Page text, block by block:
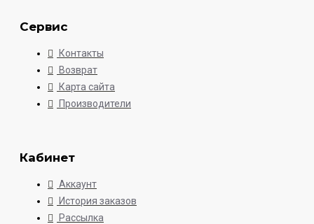
Сервис
Контакты
Возврат
Карта сайта
Производители
Кабинет
Аккаунт
История заказов
Рассылка